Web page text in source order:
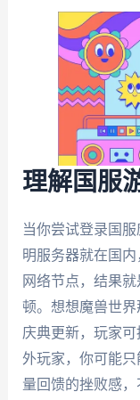
理解国服
当你尝试登录国
明服务器就在国
网络节点，结果
顿。想想魔兽世
庆典更新，玩家可
外玩家，你可能
量回馈的挫败感